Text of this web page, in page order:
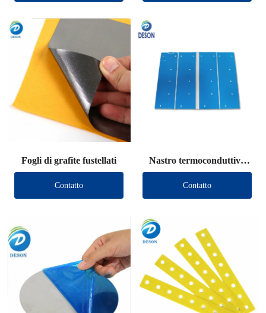
Fogli di grafite fustellati
Contatto
Nastro termoconduttivo
fustellato
Contatto